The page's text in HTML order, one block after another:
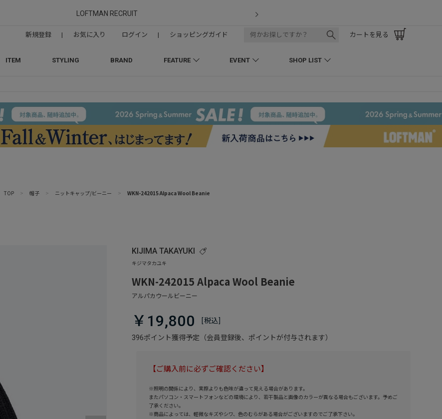
LOFTMAN RECRUIT
ITEM STYLING BRAND FEATURE EVENT SHOP LIST
新規登録 | お気に入り ログイン | ショッピングガイド カートを見る
TOP > 帽子 > ニットキャップ/ビーニー > WKN-242015 Alpaca Wool Beanie
KIJIMA TAKAYUKI
WKN-242015 Alpaca Wool Beanie
396ポイント獲得予定（会員登録後、ポイントが付与されます）
￥19,800
【ご購入前に必ずご確認ください】
※照明の関係により、実際よりも色味が違って見える場合があります。
またパソコン・スマートフォンなどの環境により、若干製品と画像のカラーが異なる場合もございます。予めご
了承ください。
※商品によっては、軽微なキズやシワ、色のむらがある場合がございますのでご了承下さい。